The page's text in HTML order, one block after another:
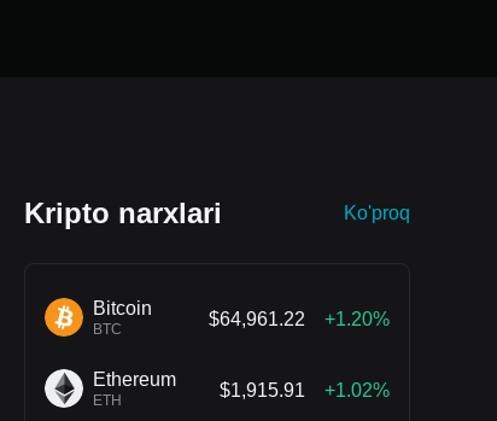
Kripto narxlari Ko'proq
Bitcoin
BTC
$64,961.22 +1.20%
Ethereum
ETH
$1,915.91 +1.02%